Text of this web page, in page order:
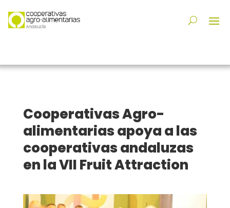
Cooperativas Agro-
alimentarias apoya a las
cooperativas andaluzas
en la VII Fruit Attraction